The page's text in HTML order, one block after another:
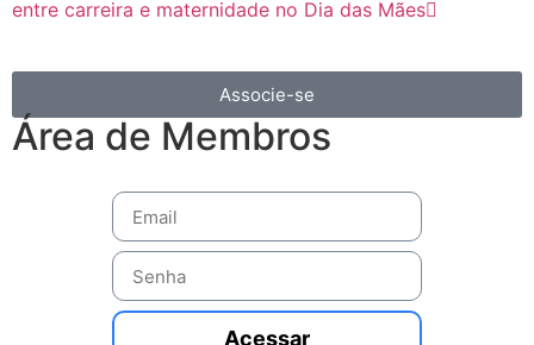
entre carreira e maternidade no Dia das Mães
Associe-se
Área de Membros
Acessar